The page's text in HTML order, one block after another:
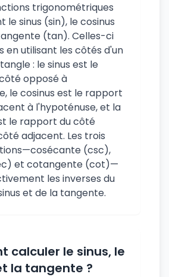
trigonométriques
le sinus (sin), le cosinus
(tan). Celles-ci
en utilisant les côtés d'un
: le sinus est le
opposé à
le cosinus est le rapport
à l'hypoténuse, et la
le rapport du côté
adjacent. Les trois
(csc),
et cotangente (cot)—
les inverses du
et de la tangente.
calculer le sinus, le
la tangente ?